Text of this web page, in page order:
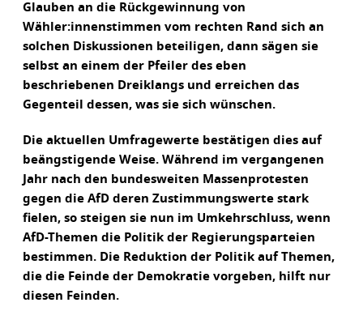
Glauben an die Rückgewinnung von
Wähler:innenstimmen vom rechten Rand sich an
solchen Diskussionen beteiligen, dann sägen sie
selbst an einem der Pfeiler des eben
beschriebenen Dreiklangs und erreichen das
Gegenteil dessen, was sie sich wünschen.
Die aktuellen Umfragewerte bestätigen dies auf
beängstigende Weise. Während im vergangenen
Jahr nach den bundesweiten Massenprotesten
gegen die AfD deren Zustimmungswerte stark
fielen, so steigen sie nun im Umkehrschluss, wenn
AfD-Themen die Politik der Regierungsparteien
bestimmen. Die Reduktion der Politik auf Themen,
die die Feinde der Demokratie vorgeben, hilft nur
diesen Feinden.